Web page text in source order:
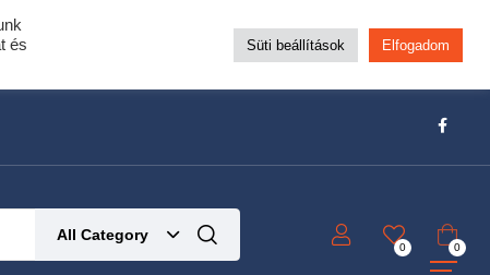
Részletek ide kattintva!
All Category
0 0
és
Süti beállítások Elfogadom